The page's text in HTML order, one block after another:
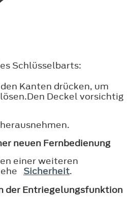
Schlüsselbarts:
Kanten drücken, um
Deckel vorsichtig
neuen Fernbedienung
einer weiteren
Sicherheit.
der Entriegelungsfunktion